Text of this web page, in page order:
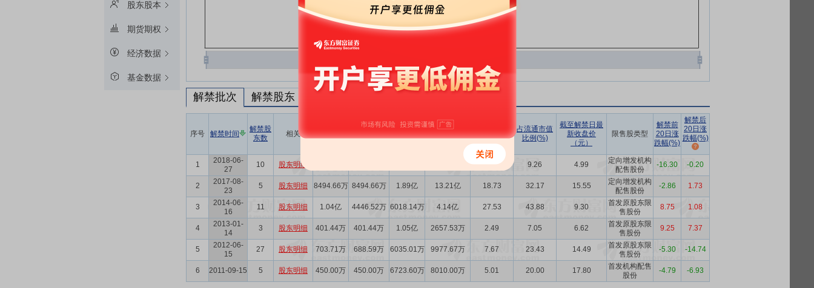
股东股本
期货期权
经济数据
基金数据
解禁批次 解禁股东
序号 解禁时间
解禁股
东数
相关
(股)
实际解禁数
量(股)
未解禁数
量(股)
实际解禁市值
(元)
例(%)
占流通市值
比例(%)
截至解禁日最
新收盘价
（元）
限售股类型
解禁前
20日涨
跌幅(%)
解禁后
20日涨
跌幅(%)
1
2018-06-
27
10 股东明细 6.13 9.26 4.99
定向增发机构
配售股份
-16.30 -0.20
2
2017-08-
23
5 股东明细 8494.66万 8494.66万 1.89亿 13.21亿 18.73 32.17 15.55
定向增发机构
配售股份
-2.86 1.73
3
2014-06-
16
11 股东明细 1.04亿 4446.52万 6018.14万 4.14亿 27.53 43.88 9.30
首发原股东限
售股份
8.75 1.08
4
2013-01-
14
3 股东明细 401.44万 401.44万 1.05亿 2657.53万 2.49 7.05 6.62
首发原股东限
售股份
9.25 7.37
5
2012-06-
15
27 股东明细 703.71万 688.59万 6035.01万 9977.67万 7.67 23.43 14.49
首发原股东限
售股份
-5.30 -14.74
6 2011-09-15 5 股东明细 450.00万 450.00万 6723.60万 8010.00万 5.01 20.00 17.80
首发机构配售
股份
-4.79 -6.93